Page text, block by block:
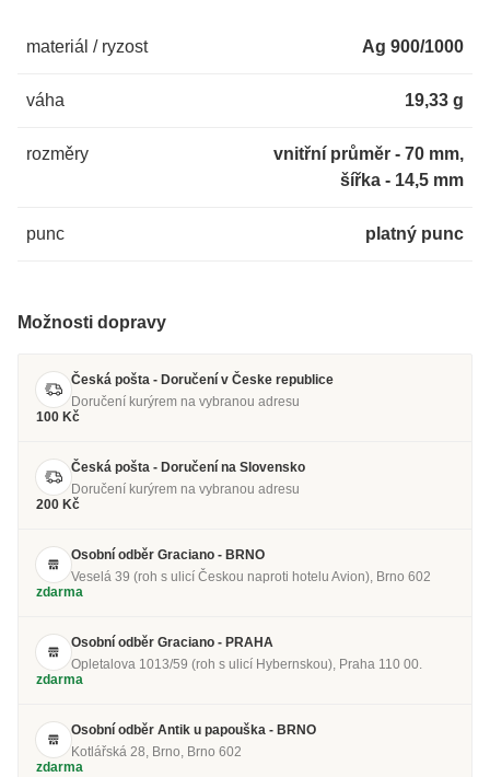
materiál / ryzost Ag 900/1000
váha 19,33 g
rozměry
vnitřní průměr - 70 mm,
šířka - 14,5 mm
punc platný punc
Možnosti dopravy
Česká pošta - Doručení v Česke republice
Doručení kurýrem na vybranou adresu
100 Kč
Česká pošta - Doručení na Slovensko
Doručení kurýrem na vybranou adresu
200 Kč
Osobní odběr Graciano - BRNO
Veselá 39 (roh s ulicí Českou naproti hotelu Avion), Brno 602
zdarma
Osobní odběr Graciano - PRAHA
Opletalova 1013/59 (roh s ulicí Hybernskou), Praha 110 00.
zdarma
Osobní odběr Antik u papouška - BRNO
Kotlářská 28, Brno, Brno 602
zdarma